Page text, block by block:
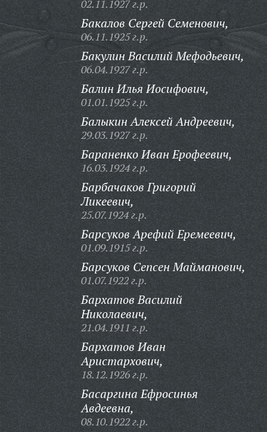
02.11.1927 г.р.
Бакалов Сергей Семенович,
06.11.1925 г.р.
Бакулин Василий Мефодьевич,
06.04.1927 г.р.
Балин Илья Иосифович,
01.01.1925 г.р.
Балыкин Алексей Андреевич,
29.03.1927 г.р.
Бараненко Иван Ерофеевич,
16.03.1924 г.р.
Барбачаков Григорий
Ликеевич,
25.07.1924 г.р.
Барсуков Арефий Еремеевич,
01.09.1915 г.р.
Барсуков Сепсен Майманович,
01.07.1922 г.р.
Бархатов Василий
Николаевич,
21.04.1911 г.р.
Бархатов Иван
Аристархович,
18.12.1926 г.р.
Басаргина Ефросинья
Авдеевна,
08.10.1922 г.р.